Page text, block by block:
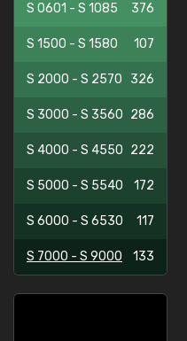
S 0601 - S 1085 376
S 1500 - S 1580 107
S 2000 - S 2570 326
S 3000 - S 3560 286
S 4000 - S 4550 222
S 5000 - S 5540 172
S 6000 - S 6530 117
S 7000 - S 9000 133